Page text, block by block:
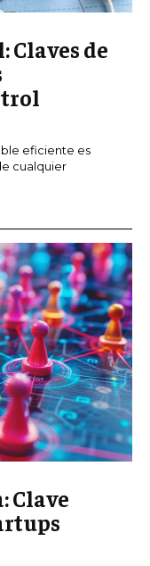
de
eficiente es
cualquier
Clave